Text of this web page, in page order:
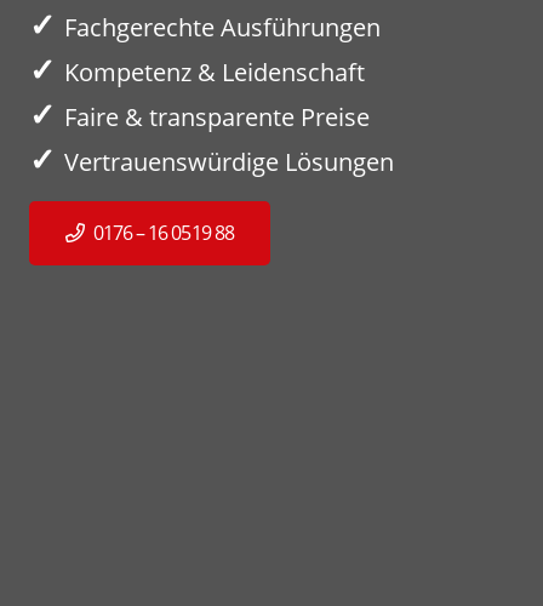
✓ Fachgerechte Ausführungen
✓ Kompetenz & Leidenschaft
✓ Faire & transparente Preise
✓ Vertrauenswürdige Lösungen
0176 – 16 0519 88